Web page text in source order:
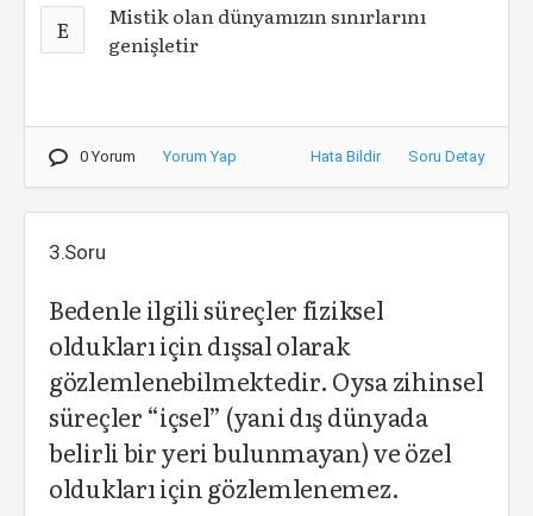
E
Mistik olan dünyamızın sınırlarını
genişletir
0 Yorum Yorum Yap Hata Bildir Soru Detay
3.Soru
Bedenle ilgili süreçler fiziksel
oldukları için dışsal olarak
gözlemlenebilmektedir. Oysa zihinsel
süreçler “içsel” (yani dış dünyada
belirli bir yeri bulunmayan) ve özel
oldukları için gözlemlenemez.